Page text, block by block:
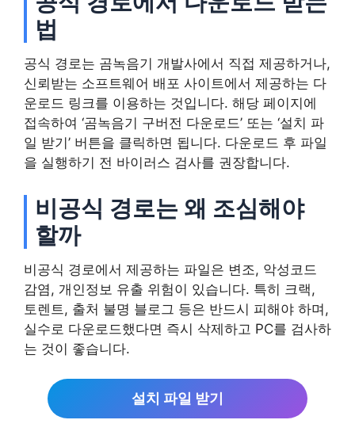
법
공식 경로는 곰녹음기 개발사에서 직접 제공하거나,
신뢰받는 소프트웨어 배포 사이트에서 제공하는 다
운로드 링크를 이용하는 것입니다. 해당 페이지에
접속하여 ‘곰녹음기 구버전 다운로드’ 또는 ‘설치 파
일 받기’ 버튼을 클릭하면 됩니다. 다운로드 후 파일
을 실행하기 전 바이러스 검사를 권장합니다.
비공식 경로는 왜 조심해야
할까
비공식 경로에서 제공하는 파일은 변조, 악성코드
감염, 개인정보 유출 위험이 있습니다. 특히 크랙,
토렌트, 출처 불명 블로그 등은 반드시 피해야 하며,
실수로 다운로드했다면 즉시 삭제하고 PC를 검사하
는 것이 좋습니다.
설치 파일 받기